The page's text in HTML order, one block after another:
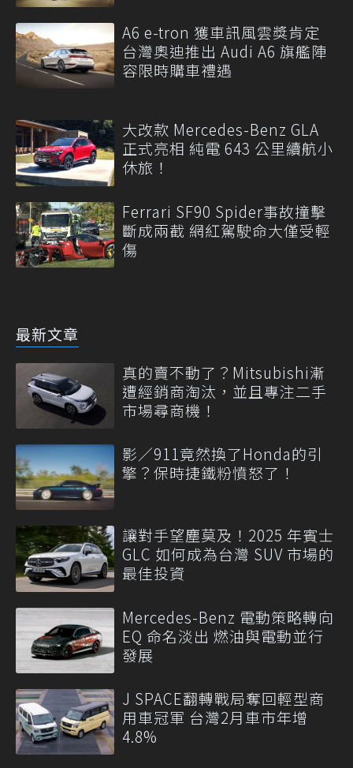
A6 e-tron 獲車訊風雲獎肯定
台灣奧迪推出 Audi A6 旗艦陣
容限時購車禮遇
大改款 Mercedes-Benz GLA
正式亮相 純電 643 公里續航小
休旅！
Ferrari SF90 Spider事故撞擊
斷成兩截 網紅駕駛命大僅受輕
傷
最新文章
真的賣不動了？Mitsubishi漸
遭經銷商淘汰，並且專注二手
市場尋商機！
影／911竟然換了Honda的引
擎？保時捷鐵粉憤怒了！
讓對手望塵莫及！2025 年賓士
GLC 如何成為台灣 SUV 市場的
最佳投資
Mercedes-Benz 電動策略轉向
EQ 命名淡出 燃油與電動並行
發展
J SPACE翻轉戰局奪回輕型商
用車冠軍 台灣2月車市年增
4.8%